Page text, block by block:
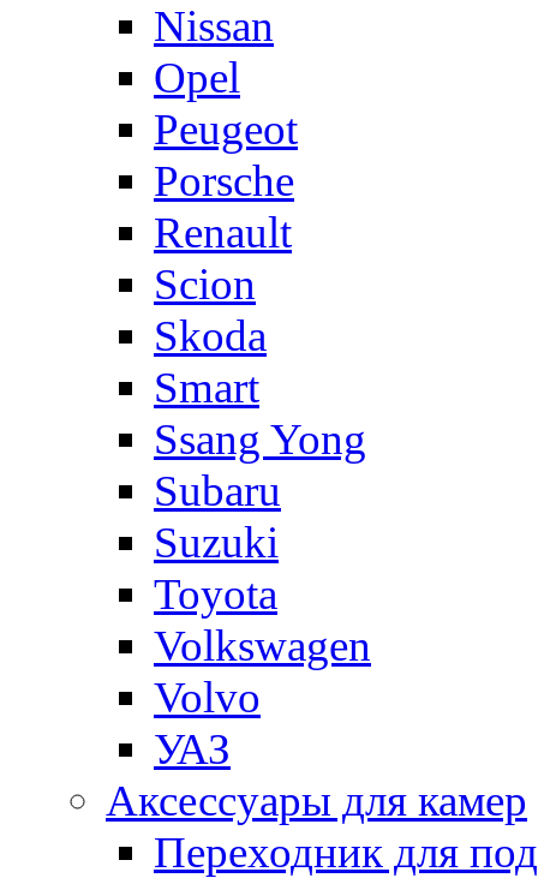
Nissan
Opel
Peugeot
Porsche
Renault
Scion
Skoda
Smart
Ssang Yong
Subaru
Suzuki
Toyota
Volkswagen
Volvo
УАЗ
Аксессуары для камер
Переходник для